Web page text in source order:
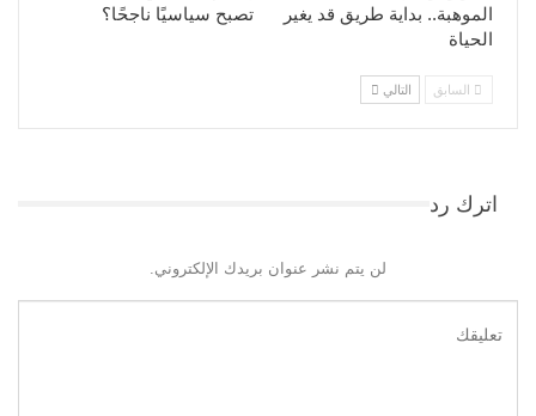
تصبح سياسيًا ناجحًا؟
الموهبة.. بداية طريق قد يغير
الحياة
السابق التالي
اترك رد
لن يتم نشر عنوان بريدك الإلكتروني.